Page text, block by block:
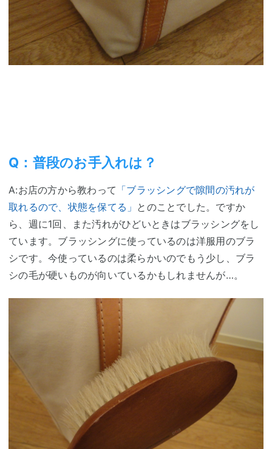
Q：普段のお手入れは？
A:お店の方から教わって 「ブラッシングで隙間の汚れが
取れるので、状態を保てる」 とのことでした。ですか
ら、週に1回、また汚れがひどいときはブラッシングをし
ています。ブラッシングに使っているのは洋服用のブラ
シです。今使っているのは柔らかいのでもう少し、ブラ
シの毛が硬いものが向いているかもしれませんが…。